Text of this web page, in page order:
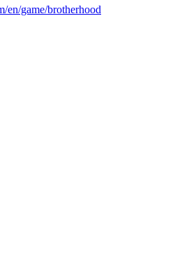
en/game/brotherhood